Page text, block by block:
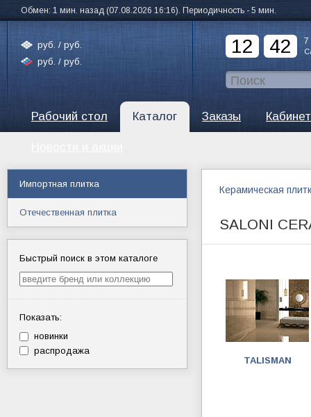
Обмен: 1 мин. назад (07.08.2026 16:16). Периодичность - 5 мин.
руб. / руб.
руб. / руб.
12 42 7
Рабочий стол Каталог Заказы Кабинет
Керамическая
SALONI
TALISMAN
Импортная плитка
Отечественная плитка
Быстрый поиск в этом каталоге
Показать:
новинки
распродажа